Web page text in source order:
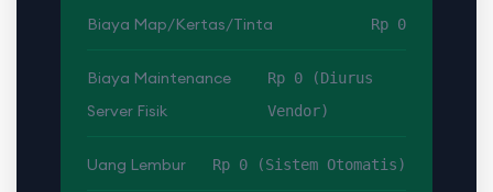
Biaya Map/Kertas/Tinta Rp 0
Biaya Maintenance
Server Fisik
Rp 0 (Diurus
Vendor)
Uang Lembur Rp 0 (Sistem Otomatis)